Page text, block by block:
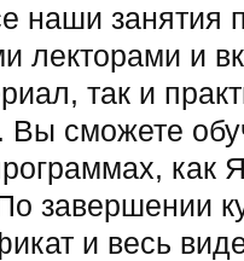
наши занятия
лекторами и
так и
сможете
как
завершении
и весь